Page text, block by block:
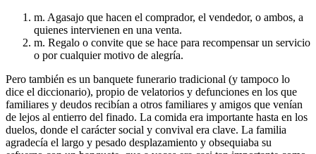
m. Agasajo que hacen el comprador, el vendedor, o ambos, a
quienes intervienen en una venta.
m. Regalo o convite que se hace para recompensar un servicio
o por cualquier motivo de alegría.
Pero también es un banquete funerario tradicional (y tampoco lo
dice el diccionario), propio de velatorios y defunciones en los que
familiares y deudos recibían a otros familiares y amigos que venían
de lejos al entierro del finado. La comida era importante hasta en los
duelos, donde el carácter social y convival era clave. La familia
agradecía el largo y pesado desplazamiento y obsequiaba su